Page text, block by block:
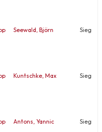
Seewald, Björn Sieg
Kuntschke, Max Sieg
Antons, Yannic Sieg